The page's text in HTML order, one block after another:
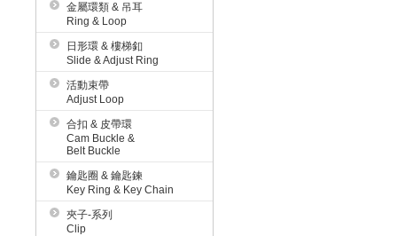
金屬環類 & 吊耳
Ring & Loop
日形環 & 樓梯釦
Slide & Adjust Ring
活動束帶
Adjust Loop
合扣 & 皮帶環
Cam Buckle &
Belt Buckle
鑰匙圈 & 鑰匙鍊
Key Ring & Key Chain
夾子-系列
Clip